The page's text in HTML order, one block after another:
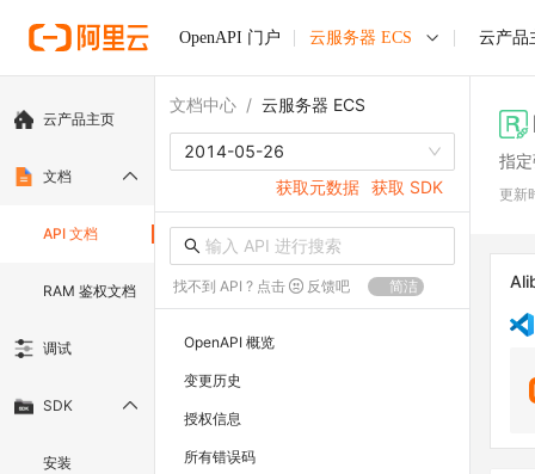
OpenAPI 门户 云服务器 ECS 云产品
云产品主页
文档
API 文档
RAM 鉴权文档
调试
SDK
安装
文档中心 / 云服务器 ECS
2014-05-26
获取元数据 获取 SDK
找不到 API ? 点击 反馈吧 简洁
OpenAPI 概览
变更历史
授权信息
所有错误码
指
更新